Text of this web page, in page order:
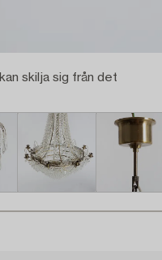
skilja sig från det